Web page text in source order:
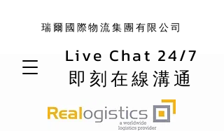
Live Chat 24/7
即刻在線溝通
瑞爾國際物流集團有限公司